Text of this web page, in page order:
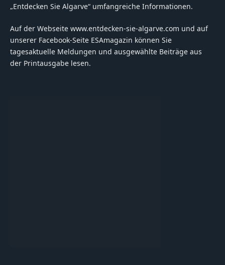
„Entdecken Sie Algarve“ umfangreiche Informationen.
Auf der Webseite www.entdecken-sie-algarve.com und auf
unserer Facebook-Seite ESAmagazin können Sie
tagesaktuelle Meldungen und ausgewählte Beiträge aus
der Printausgabe lesen.